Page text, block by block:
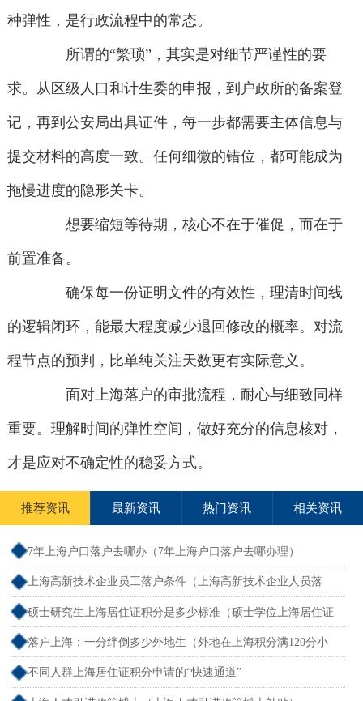
种弹性，是行政流程中的常态。
所谓的“繁琐”，其实是对细节严谨性的要
求。从区级人口和计生委的申报，到户政所的备案登
记，再到公安局出具证件，每一步都需要主体信息与
提交材料的高度一致。任何细微的错位，都可能成为
拖慢进度的隐形关卡。
想要缩短等待期，核心不在于催促，而在于
前置准备。
确保每一份证明文件的有效性，理清时间线
的逻辑闭环，能最大程度减少退回修改的概率。对流
程节点的预判，比单纯关注天数更有实际意义。
面对上海落户的审批流程，耐心与细致同样
重要。理解时间的弹性空间，做好充分的信息核对，
才是应对不确定性的稳妥方式。
推荐资讯 最新资讯 热门资讯 相关资讯
7年上海户口落户去哪办（7年上海户口落户去哪办理）
上海高新技术企业员工落户条件（上海高新技术企业人员落
户）
硕士研究生上海居住证积分是多少标准（硕士学位上海居住证
积分）
落户上海：一分绊倒多少外地生（外地在上海积分满120分小
孩可以考上海大学吗）
不同人群上海居住证积分申请的“快速通道”